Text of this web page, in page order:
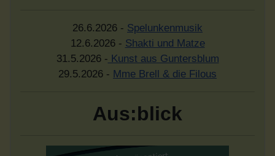
26.6.2026 - Spelunkenmusik
12.6.2026 - Shakti und Matze
31.5.2026 - Kunst aus Guntersblum
29.5.2026 - Mme Brell & die Filous
Aus:blick